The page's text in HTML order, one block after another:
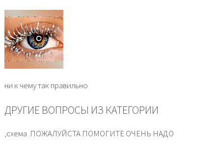
ни к чему так правильно
ДРУГИЕ ВОПРОСЫ ИЗ КАТЕГОРИИ
,схема .ПОЖАЛУЙСТА ПОМОГИТЕ ОЧЕНЬ НАДО